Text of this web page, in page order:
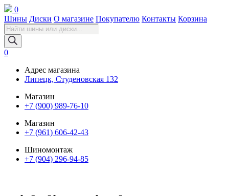
0
Шины Диски О магазине Покупателю Контакты Корзина
Поиск
товаров
0
Адрес магазина
Липецк, Студеновская 132
Магазин
+7 (900) 989-76-10
Магазин
+7 (961) 606-42-43
Шиномонтаж
+7 (904) 296-94-85